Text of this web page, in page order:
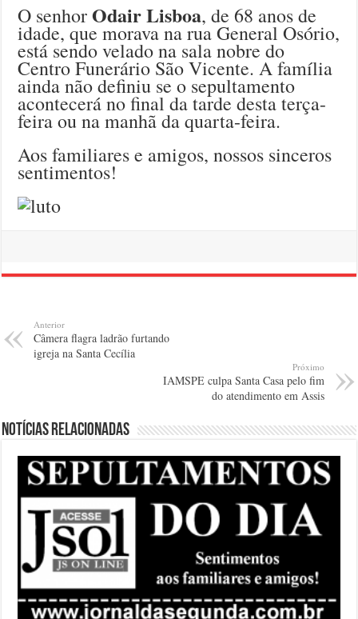
O senhorOdair Lisboa, de 68 anos de
idade, que morava na rua General Osório,
está sendo velado na sala nobre do
Centro Funerário São Vicente. A família
ainda não definiu se o sepultamento
acontecerá no final da tarde desta terça-
feira ou na manhã da quarta-feira.
Aos familiares e amigos, nossos sinceros
sentimentos!
Anterior
Câmera flagra ladrão furtando
igreja na Santa Cecília
Próximo
IAMSPE culpa Santa Casa pelo fim
do atendimento em Assis
Notícias relacionadas